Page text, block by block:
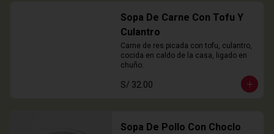
Sopa De Carne Con Tofu Y
Culantro
Carne de res picada con tofu, culantro,
cocida en caldo de la casa, ligado en
chuño.
S/ 32.00
Sopa De Pollo Con Choclo